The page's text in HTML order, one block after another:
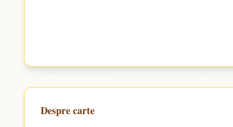
Despre carte